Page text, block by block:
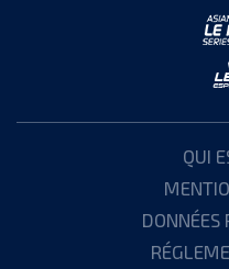
QUI
DONNÉES